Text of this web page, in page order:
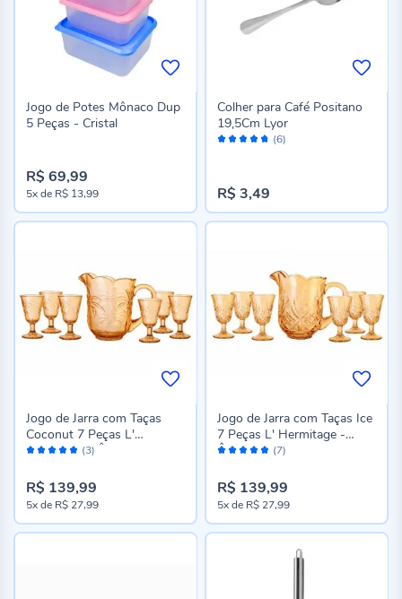
Jogo de Potes Mônaco Dup
5 Peças - Cristal
R$ 69,99
5xde R$ 13,99
Avaliação: (6)
Colher para Café Positano
19,5Cm Lyor
R$ 3,49
Avaliação: (3)
Jogo de Jarra com Taças
Coconut 7 Peças L'
Hermitage - Âmbar
R$ 139,99
5xde R$ 27,99
Avaliação: (7)
Jogo de Jarra com Taças Ice
7 Peças L' Hermitage -
Âmbar
R$ 139,99
5xde R$ 27,99